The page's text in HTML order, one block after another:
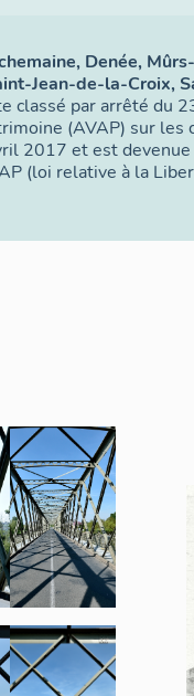
Denée,
Jean-de-la-Croix,
classé par arrêté du
(AVAP) sur
2017 et est
(loi relative à la